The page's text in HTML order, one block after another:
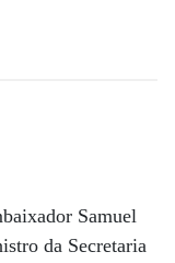
Samuel
da Secretaria